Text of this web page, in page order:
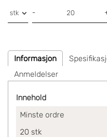
-
Informasjon
Anmeldelser
Innehold
Minste ordre
20 stk